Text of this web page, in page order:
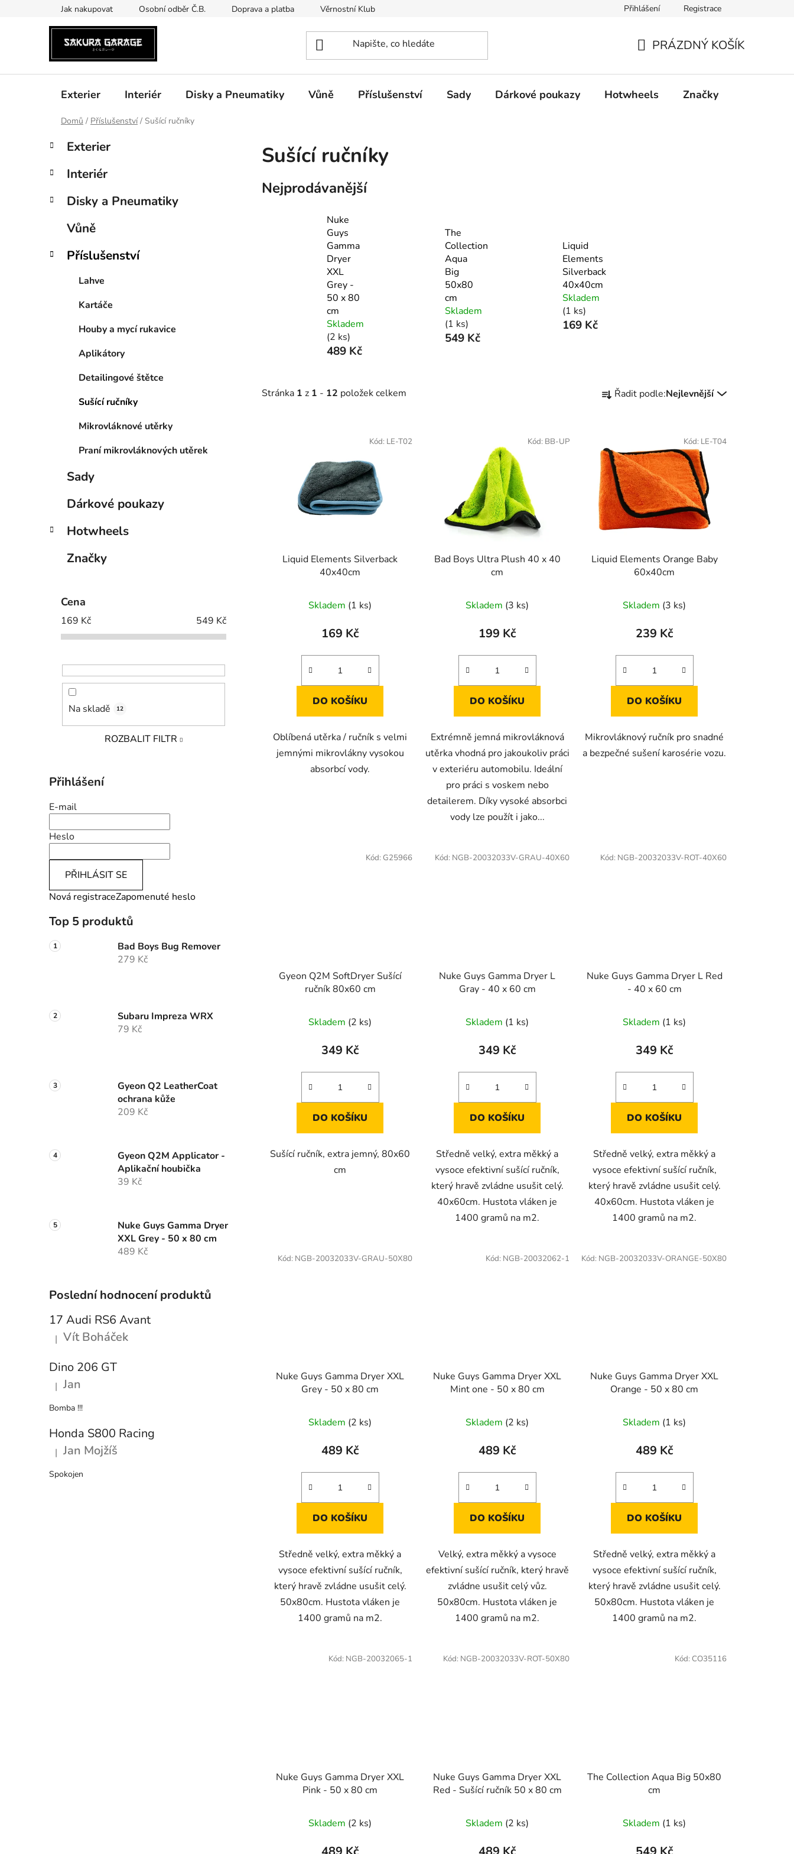
Jak nakupovat Osobní odběr Č.B. Doprava a platba Věrnostní Klub Obchodní podmínky Podmínky ochrany osobních údajů
Přihlášení Registrace
KOŠÍK
PRÁZDNÝ KOŠÍK
Exterier Interiér Disky a Pneumatiky Vůně Příslušenství Sady Dárkové poukazy Hotwheels Značky
Domů / Příslušenství / Sušící ručníky
P
s
r
n
í
Přeskočit
kategorie
K
a
e
o
Exterier
Interiér
Disky a Pneumatiky
Vůně
Příslušenství
Lahve
Kartáče
Houby a mycí rukavice
Aplikátory
Detailingové štětce
Sušící ručníky
Mikrovláknové utěrky
Praní mikrovláknových utěrek
Sady
Dárkové poukazy
Hotwheels
Značky
Cena
169 Kč 549 Kč
Na skladě 12
ROZBALIT FILTR
Přihlášení
E-mail
Heslo
PŘIHLÁSIT SE
Nová registraceZapomenuté heslo
Top 5 produktů
Bad Boys Bug Remover
279 Kč
Subaru Impreza WRX
79 Kč
Gyeon Q2 LeatherCoat
ochrana kůže
209 Kč
Gyeon Q2M Applicator -
Aplikační houbička
39 Kč
Nuke Guys Gamma Dryer
XXL Grey - 50 x 80 cm
489 Kč
Poslední hodnocení produktů
17 Audi RS6 Avant
Hodnocení produktu je 5 z 5 hvězdiček.
| Vít Boháček
Dino 206 GT
Hodnocení produktu je 5 z 5 hvězdiček.
| Jan
Bomba !!!
Honda S800 Racing
Hodnocení produktu je 5 z 5 hvězdiček.
| Jan Mojžíš
Spokojen
Sušící ručníky
Nejprodávanější
Nuke
Guys
Gamma
Dryer
XXL
Grey -
50 x 80
cm
Skladem
(2 ks)
489 Kč
The
Collection
Aqua
Big
50x80
cm
Skladem
(1 ks)
549 Kč
Liquid
Elements
Silverback
40x40cm
Skladem
(1 ks)
169 Kč
Stránka 1 z 1 - 12 položek celkem
a
n
í
p
r
o
d
k
t
Řadit podle:Nejlevnější
Liquid Elements Silverback
40x40cm
Skladem (1 ks)
169 Kč
DO KOŠÍKU
Oblíbená utěrka / ručník s velmi
jemnými mikrovlákny vysokou
absorbcí vody.
Kód: LE-T02
Bad Boys Ultra Plush 40 x 40
cm
Skladem (3 ks)
199 Kč
DO KOŠÍKU
Extrémně jemná mikrovláknová
utěrka vhodná pro jakoukoliv práci
v exteriéru automobilu. Ideální
pro práci s voskem nebo
detailerem. Díky vysoké absorbci
vody lze použít i jako...
Kód: BB-UP
Liquid Elements Orange Baby
60x40cm
Skladem (3 ks)
239 Kč
DO KOŠÍKU
Mikrovláknový ručník pro snadné
a bezpečné sušení karosérie vozu.
Kód: LE-T04
Gyeon Q2M SoftDryer Sušící
ručník 80x60 cm
Skladem (2 ks)
349 Kč
DO KOŠÍKU
Sušící ručník, extra jemný, 80x60
cm
Kód: G25966
Nuke Guys Gamma Dryer L
Gray - 40 x 60 cm
Skladem (1 ks)
349 Kč
DO KOŠÍKU
Středně velký, extra měkký a
vysoce efektivní sušící ručník,
který hravě zvládne usušit celý.
40x60cm. Hustota vláken je
1400 gramů na m2.
Kód: NGB-20032033V-GRAU-40X60
Nuke Guys Gamma Dryer L Red
- 40 x 60 cm
Skladem (1 ks)
349 Kč
DO KOŠÍKU
Středně velký, extra měkký a
vysoce efektivní sušící ručník,
který hravě zvládne usušit celý.
40x60cm. Hustota vláken je
1400 gramů na m2.
Kód: NGB-20032033V-ROT-40X60
Nuke Guys Gamma Dryer XXL
Grey - 50 x 80 cm
Skladem (2 ks)
489 Kč
DO KOŠÍKU
Středně velký, extra měkký a
vysoce efektivní sušící ručník,
který hravě zvládne usušit celý.
50x80cm. Hustota vláken je
1400 gramů na m2.
Kód: NGB-20032033V-GRAU-50X80
Nuke Guys Gamma Dryer XXL
Mint one - 50 x 80 cm
Skladem (2 ks)
489 Kč
DO KOŠÍKU
Velký, extra měkký a vysoce
efektivní sušící ručník, který hravě
zvládne usušit celý vůz.
50x80cm. Hustota vláken je
1400 gramů na m2.
Kód: NGB-20032062-1
Nuke Guys Gamma Dryer XXL
Orange - 50 x 80 cm
Skladem (1 ks)
489 Kč
DO KOŠÍKU
Středně velký, extra měkký a
vysoce efektivní sušící ručník,
který hravě zvládne usušit celý.
50x80cm. Hustota vláken je
1400 gramů na m2.
Kód: NGB-20032033V-ORANGE-50X80
Nuke Guys Gamma Dryer XXL
Pink - 50 x 80 cm
Skladem (2 ks)
Kód: NGB-20032065-1
Nuke Guys Gamma Dryer XXL
Red - Sušící ručník 50 x 80 cm
Skladem (2 ks)
Kód: NGB-20032033V-ROT-50X80
The Collection Aqua Big 50x80
cm
Skladem (1 ks)
Kód: CO35116